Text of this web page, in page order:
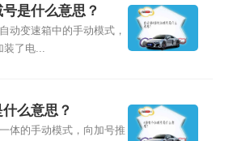
是什么意思？
动变速箱中的手动模式，
装了电...
么意思？
体的手动模式，向加号推